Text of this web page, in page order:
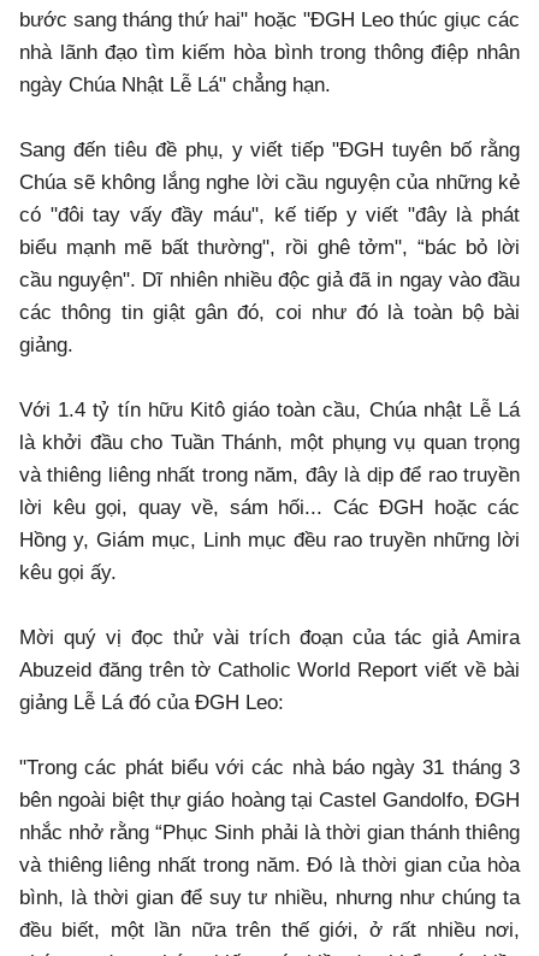
bước sang tháng thứ hai" hoặc "ĐGH Leo thúc giục các
nhà lãnh đạo tìm kiếm hòa bình trong thông điệp nhân
ngày Chúa Nhật Lễ Lá" chẳng hạn.
Sang đến tiêu đề phụ, y viết tiếp "ĐGH tuyên bố rằng
Chúa sẽ không lắng nghe lời cầu nguyện của những kẻ
có "đôi tay vấy đầy máu", kế tiếp y viết "đây là phát
biểu mạnh mẽ bất thường", rồi ghê tởm", “bác bỏ lời
cầu nguyện". Dĩ nhiên nhiều độc giả đã in ngay vào đầu
các thông tin giật gân đó, coi như đó là toàn bộ bài
giảng.
Với 1.4 tỷ tín hữu Kitô giáo toàn cầu, Chúa nhật Lễ Lá
là khởi đầu cho Tuần Thánh, một phụng vụ quan trọng
và thiêng liêng nhất trong năm, đây là dịp để rao truyền
lời kêu gọi, quay về, sám hối... Các ĐGH hoặc các
Hồng y, Giám mục, Linh mục đều rao truyền những lời
kêu gọi ấy.
Mời quý vị đọc thử vài trích đoạn của tác giả Amira
Abuzeid đăng trên tờ Catholic World Report viết về bài
giảng Lễ Lá đó của ĐGH Leo:
"Trong các phát biểu với các nhà báo ngày 31 tháng 3
bên ngoài biệt thự giáo hoàng tại Castel Gandolfo, ĐGH
nhắc nhở rằng “Phục Sinh phải là thời gian thánh thiêng
và thiêng liêng nhất trong năm. Đó là thời gian của hòa
bình, là thời gian để suy tư nhiều, nhưng như chúng ta
đều biết, một lần nữa trên thế giới, ở rất nhiều nơi,